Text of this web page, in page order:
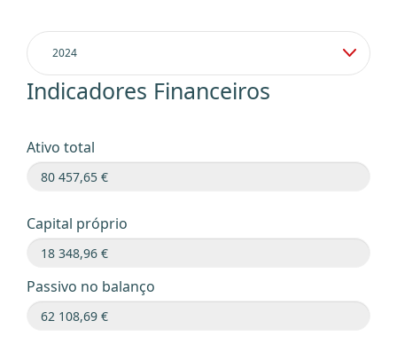
Indicadores Financeiros
Ativo total
Capital próprio
Passivo no balanço